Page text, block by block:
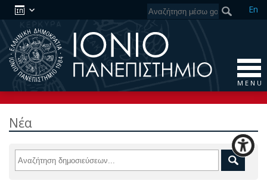
En
M E N U
Νέα